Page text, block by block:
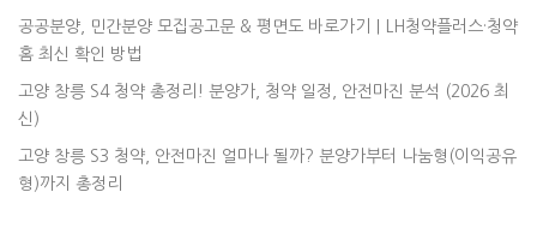
공공분양, 민간분양 모집공고문 & 평면도 바로가기｜LH청약플러스·청약
홈 최신 확인 방법
고양 창릉 S4 청약 총정리! 분양가, 청약 일정, 안전마진 분석 (2026 최
신)
고양 창릉 S3 청약, 안전마진 얼마나 될까? 분양가부터 나눔형(이익공유
형)까지 총정리